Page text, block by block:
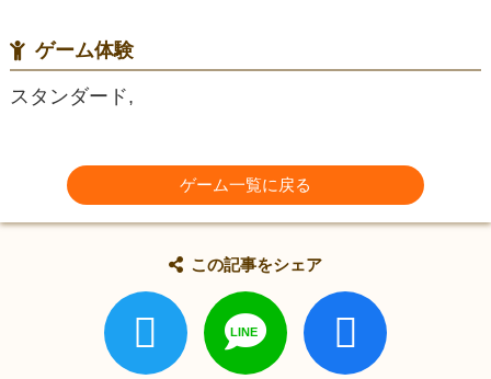
ゲーム体験
スタンダード,
ゲーム一覧に戻る
この記事をシェア